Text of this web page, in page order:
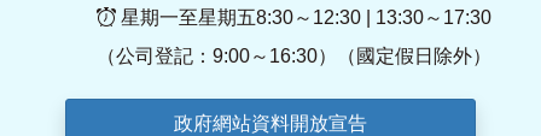
星期一至星期五8:30～12:30 | 13:30～17:30
（公司登記：9:00～16:30）（國定假日除外）
政府網站資料開放宣告